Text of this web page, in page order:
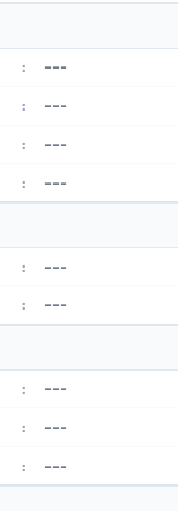
: ---
: ---
: ---
: ---
: ---
: ---
: ---
: ---
: ---